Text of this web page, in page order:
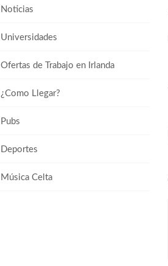
Noticias
Universidades
Ofertas de Trabajo en Irlanda
¿Como Llegar?
Pubs
Deportes
Música Celta